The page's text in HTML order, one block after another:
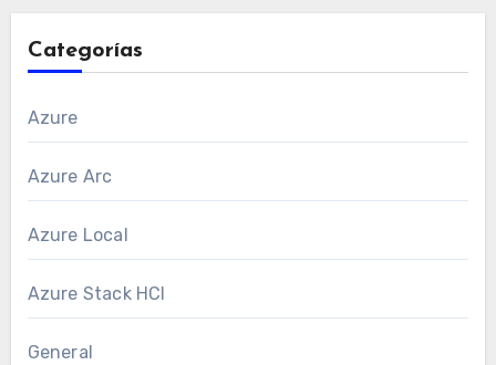
Categorías
Azure
Azure Arc
Azure Local
Azure Stack HCI
General